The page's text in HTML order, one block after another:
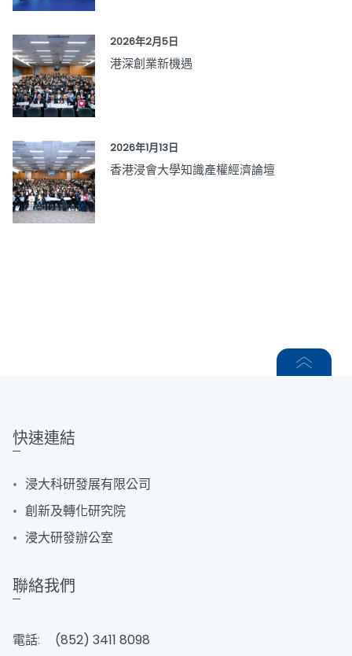
2026年2月5日
港深創業新機遇
2026年1月13日
香港浸會大學知識產權經濟論壇
快速連結
浸大科研發展有限公司
創新及轉化研究院
浸大研發辦公室
聯絡我們
電話:
(852) 3411 8098